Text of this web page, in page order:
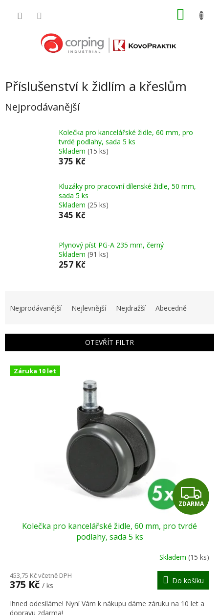
Příslušenství k židlím a křeslům
Nejprodávanější
Kolečka pro kancelářské židle, 60 mm, pro
tvrdé podlahy, sada 5 ks
Skladem (15 ks)
375 Kč
Kluzáky pro pracovní dílenské židle, 50 mm,
sada 5 ks
Skladem (25 ks)
345 Kč
Plynový píst PG-A 235 mm, černý
Skladem (91 ks)
257 Kč
í
Nejprodávanější Nejlevnější Nejdražší Abecedně
OTEVŘÍT FILTR
V Záruka 10 let
Z
D
R
M
A
ZDARMA
Kolečka pro kancelářské židle, 60 mm, pro tvrdé
podlahy, sada 5 ks
Skladem (15 ks)
453,75 Kč včetně DPH
375 Kč / ks
Do košíku
Ihned odesíláme! Nyní Vám k nákupu dáme záruku na 10 let a
dopravu zdarma!